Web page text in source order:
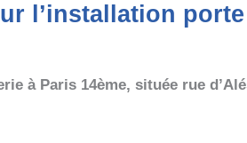
l’installation
à Paris 14ème, située rue